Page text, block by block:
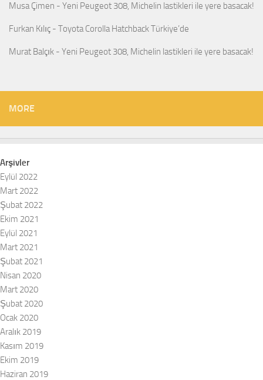
Musa Çimen - Yeni Peugeot 308, Michelin lastikleri ile yere basacak!
Furkan Kılıç - Toyota Corolla Hatchback Türkiye’de
Murat Balçık - Yeni Peugeot 308, Michelin lastikleri ile yere basacak!
MORE
Arşivler
Eylül 2022
Mart 2022
Şubat 2022
Ekim 2021
Eylül 2021
Mart 2021
Şubat 2021
Nisan 2020
Mart 2020
Şubat 2020
Ocak 2020
Aralık 2019
Kasım 2019
Ekim 2019
Haziran 2019